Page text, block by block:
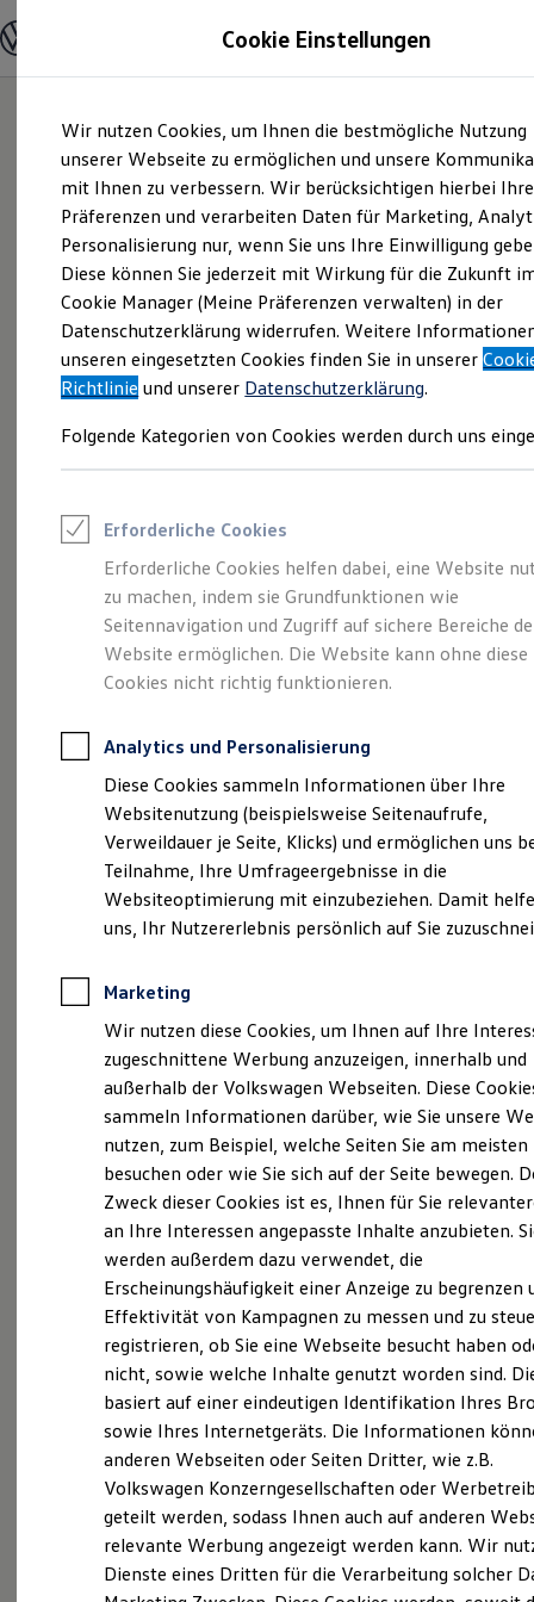
Hauptinhalt
springen
Footer
springen
Modelle und Konfigurator
Modelle vergleichen
Elektroautos
ENERGY Sondermodelle
Nutzfahrzeuge
SUV und CUV
Familienautos
Kombis
Kompaktwagen
Sportwagen
Schnell verfügbare Fahrzeuge
Angebote und Produkte
Aktuelle Angebote
E-Auto-Förderung
Volkswagen Marktplatz
Junge Gebrauchtwagen und Gebrauchtwagen
Saisonangebote
Leasing
Leasing-Angebote
Gebrauchtwagen Leasing
Junge Gebrauchtwagen-Leasing
Elektroauto Leasing
Kleinwagen-Leasing
Leasing ohne Anzahlung
Autokredit mit Schlussrate
Versicherungen und Garantien
Kfz-Versicherung
Restschuldversicherungen
Garantien
Wartungsverträge
Geschäftskunden
Professional Class bei Volkswagen
Großkunden
Behörden
Anpfiff zum Gewinn
Elektroautos
ID. Tutorials
Elektrofahrzeugkonzepte
Reichweite
Reichweite der ID. Modelle
Reichweite im Winter
Laden
Laden unterwegs
Laden Zuhause
Ladezeitensimulator
Batterie
Sicherheit
Garantie und Lebensdauer
Nachhaltigkeit
Technologie
Kosten und Kauf
Verbrauchskosten
Kaufoptionen
E-Auto-Förderung
Software und Konnektivität
Die ID. Software 6
ID. Software Versionen und Updates
Digitale Extras
Schnittstellen zu Ihrem ID.
Eine Spur Extra. Der
neue vollelektrische
ID. Polo
Impressum & Rechtliches
Cookie Einstellungen
Wir nutzen Cookies, um Ihnen die bestmögliche Nutzung
unserer Webseite zu ermöglichen und unsere
mit Ihnen zu verbessern. Wir berücksichtigen hierbei Ihre
Präferenzen und verarbeiten Daten für Marketing,
Personalisierung nur, wenn Sie uns Ihre Einwilligung
Diese können Sie jederzeit mit Wirkung für die Zukunft
Cookie Manager (Meine Präferenzen verwalten) in der
Datenschutzerklärung widerrufen. Weitere
unseren eingesetzten Cookies finden Sie in unserer
Richtlinie und unserer Datenschutzerklärung.
Folgende Kategorien von Cookies werden durch uns
Erforderliche Cookies
Erforderliche Cookies helfen dabei, eine Website
zu machen, indem sie Grundfunktionen wie
Seitennavigation und Zugriff auf sichere Bereiche
Website ermöglichen. Die Website kann ohne diese
Cookies nicht richtig funktionieren.
Analytics und Personalisierung
Diese Cookies sammeln Informationen über Ihre
Websitenutzung (beispielsweise Seitenaufrufe,
Verweildauer je Seite, Klicks) und ermöglichen uns
Teilnahme, Ihre Umfrageergebnisse in die
Websiteoptimierung mit einzubeziehen. Damit
uns, Ihr Nutzererlebnis persönlich auf Sie
Marketing
Wir nutzen diese Cookies, um Ihnen auf Ihre
zugeschnittene Werbung anzuzeigen, innerhalb und
außerhalb der Volkswagen Webseiten. Diese
sammeln Informationen darüber, wie Sie unsere
nutzen, zum Beispiel, welche Seiten Sie am meisten
besuchen oder wie Sie sich auf der Seite bewegen.
Zweck dieser Cookies ist es, Ihnen für Sie
an Ihre Interessen angepasste Inhalte anzubieten.
werden außerdem dazu verwendet, die
Erscheinungshäufigkeit einer Anzeige zu begrenzen
Effektivität von Kampagnen zu messen und zu
registrieren, ob Sie eine Webseite besucht haben
nicht, sowie welche Inhalte genutzt worden sind.
basiert auf einer eindeutigen Identifikation Ihres
sowie Ihres Internetgeräts. Die Informationen
anderen Webseiten oder Seiten Dritter, wie z.B.
Volkswagen Konzerngesellschaften oder
geteilt werden, sodass Ihnen auch auf anderen
relevante Werbung angezeigt werden kann. Wir
Dienste eines Dritten für die Verarbeitung solcher